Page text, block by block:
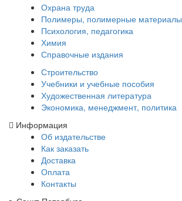
Охрана труда
Полимеры, полимерные материалы
Психология, педагогика
Химия
Справочные издания
Строительство
Учебники и учебные пособия
Художественная литература
Экономика, менеджмент, политика
Информация
Об издательстве
Как заказать
Доставка
Оплата
Контакты